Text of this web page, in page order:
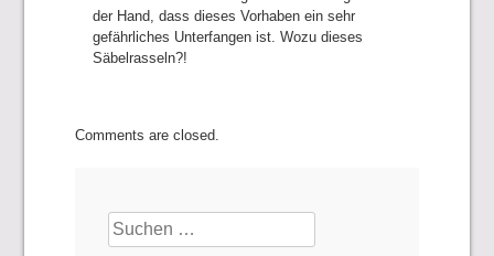
der Hand, dass dieses Vorhaben ein sehr
gefährliches Unterfangen ist. Wozu dieses
Säbelrasseln?!
Comments are closed.
Suchen
nach: